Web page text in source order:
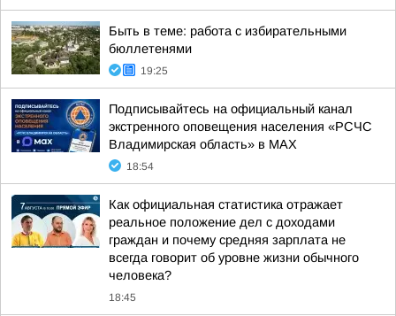
Быть в теме: работа с избирательными
бюллетенями
19:25
Подписывайтесь на официальный канал
экстренного оповещения населения «РСЧС
Владимирская область» в МАХ
18:54
Как официальная статистика отражает
реальное положение дел с доходами
граждан и почему средняя зарплата не
всегда говорит об уровне жизни обычного
человека?
18:45